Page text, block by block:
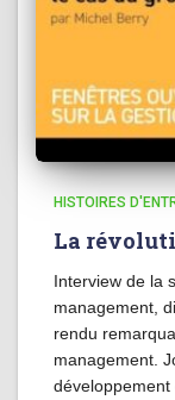
HISTOIRES
La
Interview de la
management,
rendu
management.